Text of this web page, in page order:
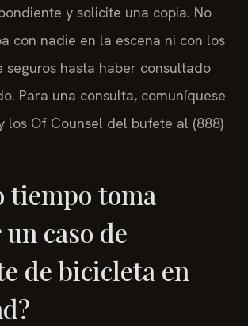
y solicite una copia. No
con nadie en la escena ni con los
seguros hasta haber consultado
Para una consulta, comuníquese
los Of Counsel del bufete al (888)
tiempo toma
caso de
de bicicleta en